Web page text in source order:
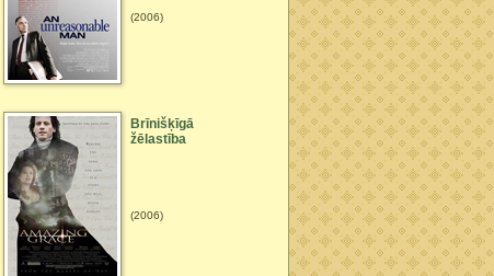
(2006)
Brīnišķīgā
žēlastība
(2006)